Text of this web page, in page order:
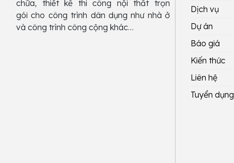
chữa, thiết kế thi công nội thất trọn
gói cho công trình dân dụng như nhà ở
và công trình công cộng khác…
Dịch vụ
Dự án
Báo giá
Kiến thức
Liên hệ
Tuyển dụng